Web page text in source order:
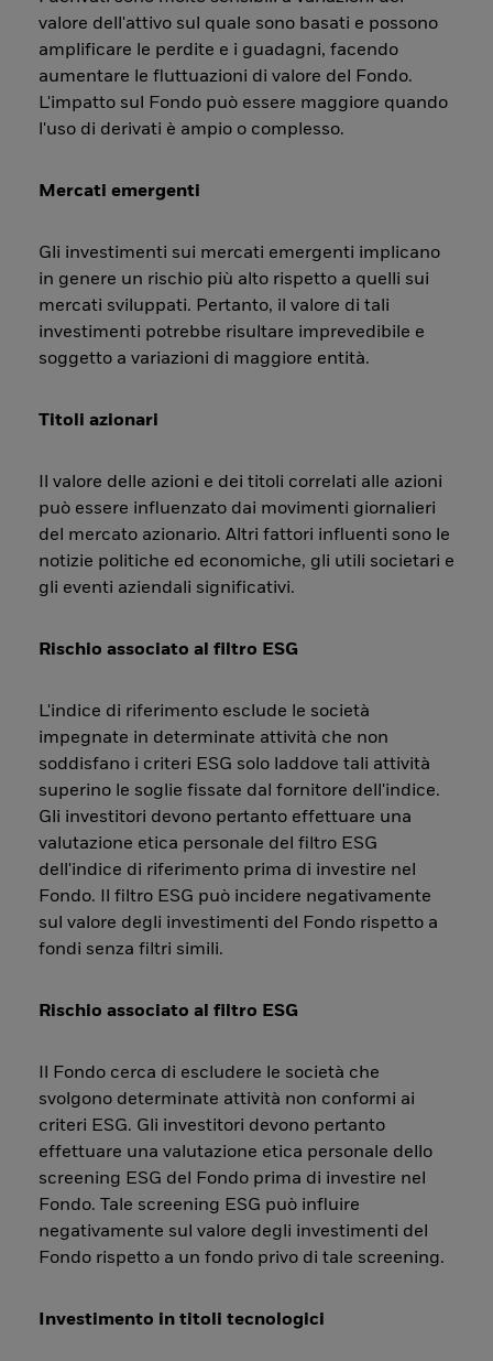
valore dell'attivo sul quale sono basati e possono
amplificare le perdite e i guadagni, facendo
aumentare le fluttuazioni di valore del Fondo.
L'impatto sul Fondo può essere maggiore quando
l'uso di derivati è ampio o complesso.
Mercati emergenti
Gli investimenti sui mercati emergenti implicano
in genere un rischio più alto rispetto a quelli sui
mercati sviluppati. Pertanto, il valore di tali
investimenti potrebbe risultare imprevedibile e
soggetto a variazioni di maggiore entità.
Titoli azionari
Il valore delle azioni e dei titoli correlati alle azioni
può essere influenzato dai movimenti giornalieri
del mercato azionario. Altri fattori influenti sono le
notizie politiche ed economiche, gli utili societari e
gli eventi aziendali significativi.
Rischio associato al filtro ESG
L'indice di riferimento esclude le società
impegnate in determinate attività che non
soddisfano i criteri ESG solo laddove tali attività
superino le soglie fissate dal fornitore dell'indice.
Gli investitori devono pertanto effettuare una
valutazione etica personale del filtro ESG
dell'indice di riferimento prima di investire nel
Fondo. Il filtro ESG può incidere negativamente
sul valore degli investimenti del Fondo rispetto a
fondi senza filtri simili.
Rischio associato al filtro ESG
Il Fondo cerca di escludere le società che
svolgono determinate attività non conformi ai
criteri ESG. Gli investitori devono pertanto
effettuare una valutazione etica personale dello
screening ESG del Fondo prima di investire nel
Fondo. Tale screening ESG può influire
negativamente sul valore degli investimenti del
Fondo rispetto a un fondo privo di tale screening.
Investimento in titoli tecnologici